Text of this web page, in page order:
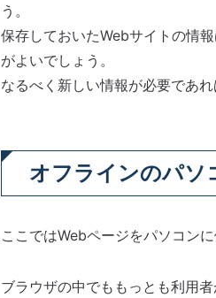
う。
保存しておいたWebサイトの情
がよいでしょう。
なるべく新しい情報が必要であ
オフラインのパソ
ここではWebページをパソコン
ブラウザの中でももっとも利用